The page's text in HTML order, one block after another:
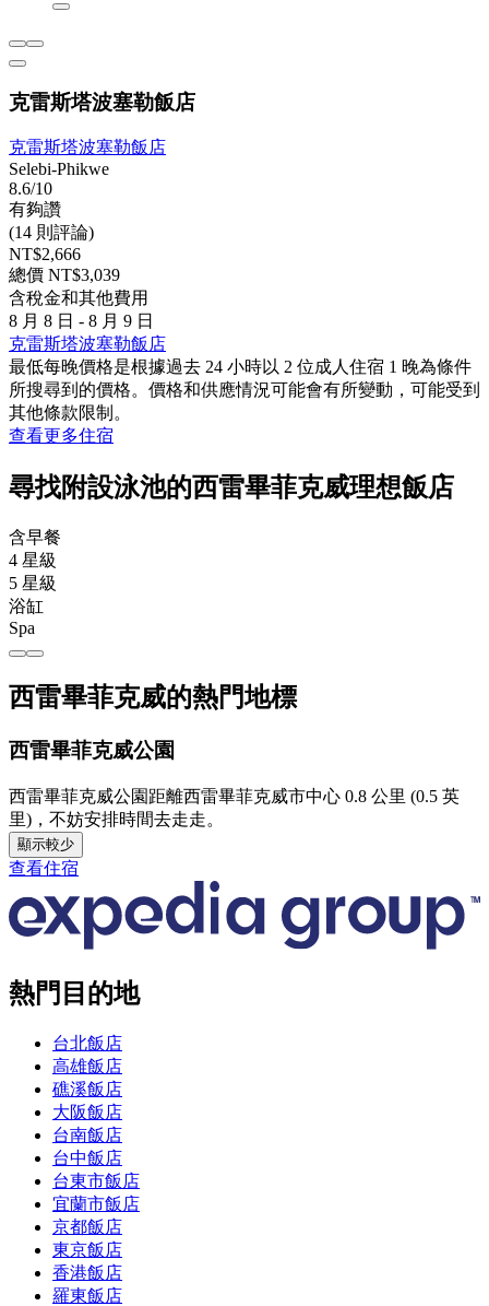
克雷斯塔波塞勒飯店
克雷斯塔波塞勒飯店
Selebi-Phikwe
8.6/10
有夠讚
(14 則評論)
NT$2,666
總價 NT$3,039
含稅金和其他費用
8 月 8 日 - 8 月 9 日
克雷斯塔波塞勒飯店
最低每晚價格是根據過去 24 小時以 2 位成人住宿 1 晚為條件
所搜尋到的價格。價格和供應情況可能會有所變動，可能受到
其他條款限制。
查看更多住宿
尋找附設泳池的西雷畢菲克威理想飯店
含早餐
4 星級
5 星級
浴缸
Spa
西雷畢菲克威的熱門地標
西雷畢菲克威公園
西雷畢菲克威公園距離西雷畢菲克威市中心 0.8 公里 (0.5 英
里)，不妨安排時間去走走。
顯示較少
查看住宿
熱門目的地
台北飯店
高雄飯店
礁溪飯店
大阪飯店
台南飯店
台中飯店
台東市飯店
宜蘭市飯店
京都飯店
東京飯店
香港飯店
羅東飯店